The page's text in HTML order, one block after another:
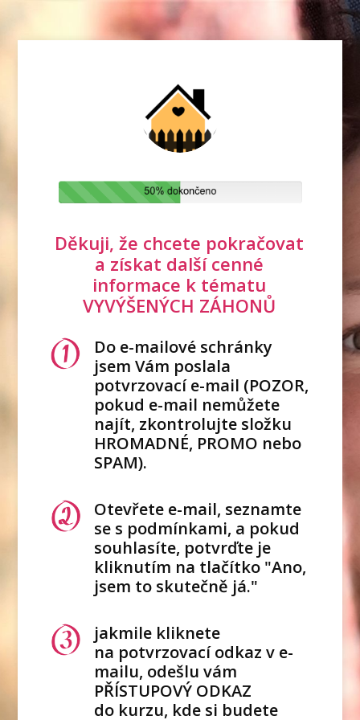
Děkuji, že chcete pokračovat
a získat další cenné
informace k tématu
VYVÝŠENÝCH ZÁHONŮ
Do e-mailové schránky
jsem Vám poslala
potvrzovací e-mail (POZOR,
pokud e-mail nemůžete
najít, zkontrolujte složku
HROMADNÉ, PROMO nebo
SPAM).
Otevřete e-mail, seznamte
se s podmínkami, a pokud
souhlasíte, potvrďte je
kliknutím na tlačítko "Ano,
jsem to skutečně já."
jakmile kliknete
na potvrzovací odkaz v e-
mailu, odešlu vám
PŘÍSTUPOVÝ ODKAZ
do kurzu, kde si budete